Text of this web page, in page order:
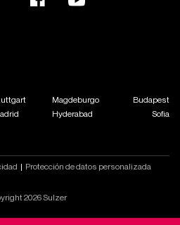
Magdeburgo
Budapest
Hyderabad
Sofia
Protección de datos personalizada
2026 Sulzer